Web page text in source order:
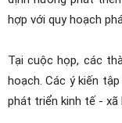
hợp với quy hoạch
Tại cuộc họp, các
hoạch. Các ý kiến
phát triển kinh tế -